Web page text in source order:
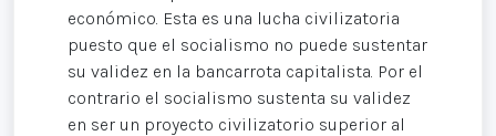
económico. Esta es una lucha civilizatoria
puesto que el socialismo no puede sustentar
su validez en la bancarrota capitalista. Por el
contrario el socialismo sustenta su validez
en ser un proyecto civilizatorio superior al